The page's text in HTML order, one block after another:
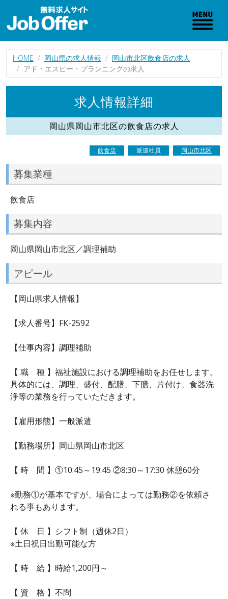
HOME 岡山県の求人情報
岡山市北区飲食店の求人
アド・エスピー・プランニングの求人
求人情報詳細
岡山県岡山市北区の飲食店の求人
飲食店 派遣社員 岡山市北区
募集業種
飲食店
募集内容
岡山県岡山市北区／調理補助
アピール
【岡山県求人情報】
【求人番号】FK-2592
【仕事内容】調理補助
【 職 種 】福祉施設における調理補助をお任せします。
具体的には、調理、盛付、配膳、下膳、片付け、食器洗
浄等の業務を行っていただきます。
【雇用形態】一般派遣
【勤務場所】岡山県岡山市北区
【 時 間 】①10:45～19:45 ②8:30～17:30 休憩60分
※勤務①が基本ですが、場合によっては勤務②を依頼さ
れる事もあります。
【 休 日 】シフト制（週休2日）
※土日祝日出勤可能な方
【 時 給 】時給1,200円～
【 資 格 】不問